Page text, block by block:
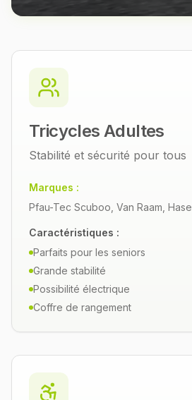
Tricycles Adultes
Stabilité et sécurité pour tous
Marques :
Pfau-Tec Scuboo, Van Raam, Hase
Caractéristiques :
Parfaits pour les seniors
Grande stabilité
Possibilité électrique
Coffre de rangement